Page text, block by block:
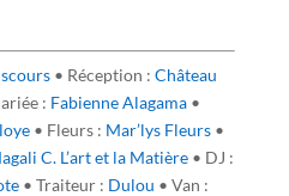
• Réception :Château
: Fabienne Alagama•
• Fleurs : Mar’lys Fleurs•
C. L’art et la Matière• DJ :
• Traiteur : Dulou • Van :